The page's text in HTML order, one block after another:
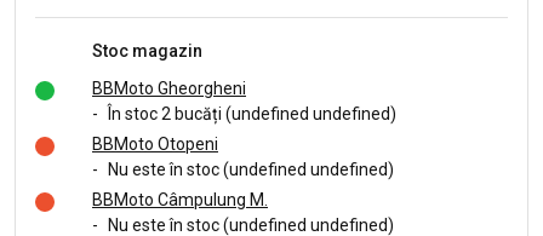
Stoc magazin
BBMoto Gheorgheni
-
În stoc 2 bucăți (undefined undefined)
BBMoto Otopeni
-
Nu este în stoc (undefined undefined)
BBMoto Câmpulung M.
-
Nu este în stoc (undefined undefined)